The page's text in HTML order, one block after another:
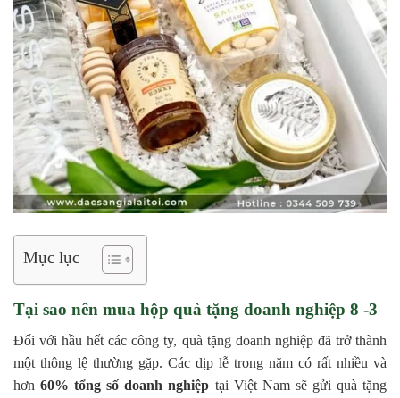
Mục lục
Tại sao nên mua hộp quà tặng doanh nghiệp 8 -3
Đối với hầu hết các công ty, quà tặng doanh nghiệp đã trở thành
một thông lệ thường gặp. Các dịp lễ trong năm có rất nhiều và
hơn60% tổng số doanh nghiệp tại Việt Nam sẽ gửi quà tặng